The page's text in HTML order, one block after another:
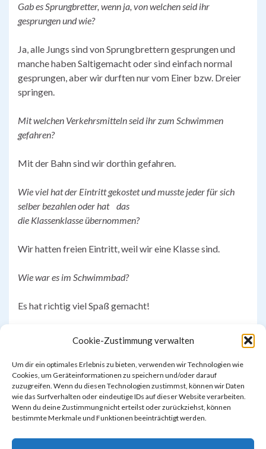
Cookie-Zustimmung verwalten
Um dir ein optimales Erlebnis zu bieten, verwenden wir Technologien wie
Cookies, um Geräteinformationen zu speichern und/oder darauf
zuzugreifen. Wenn du diesen Technologien zustimmst, können wir Daten
wie das Surfverhalten oder eindeutige IDs auf dieser Website verarbeiten.
Wenn du deine Zustimmung nicht erteilst oder zurückziehst, können
bestimmte Merkmale und Funktionen beeinträchtigt werden.
Gab es Sprungbretter, wenn ja, von welchen seid ihr
gesprungen und wie?
Ja, alle Jungs sind von Sprungbrettern gesprungen und
manche haben Saltigemacht oder sind einfach normal
gesprungen, aber wir durften nur vom Einer bzw. Dreier
springen.
Mit welchen Verkehrsmitteln seid ihr zum Schwimmen
gefahren?
Mit der Bahn sind wir dorthin gefahren.
Wie viel hat der Eintritt gekostet und musste jeder für sich
selberbezahlen oder hat das
die Klassenklasseübernommen?
Wir hatten freien Eintritt, weil wir eine Klasse sind.
Wie war es im Schwimmbad?
Es hat richtig viel Spaß gemacht!
​​​​​​​​Leonick (OG4) + Zineb (OG3)